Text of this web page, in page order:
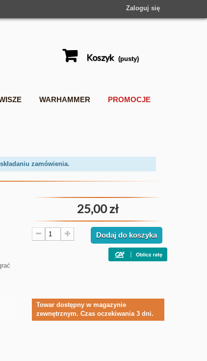
Zaloguj się
Koszyk (pusty)
WARHAMMER PROMOCJE
zamówienia.
25,00 zł
Dodaj do koszyka
Towar dostępny w magazynie
zewnętrznym. Czas oczekiwania 3 dni.